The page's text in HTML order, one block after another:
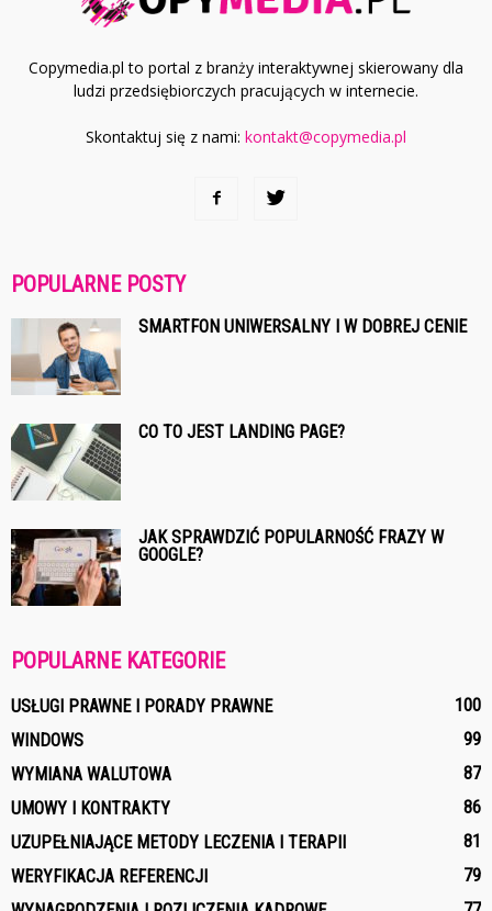
Copymedia.pl to portal z branży interaktywnej skierowany dla
ludzi przedsiębiorczych pracujących w internecie.
Skontaktuj się z nami: kontakt@copymedia.pl
POPULARNE POSTY
SMARTFON UNIWERSALNY I W DOBREJ CENIE
CO TO JEST LANDING PAGE?
JAK SPRAWDZIĆ POPULARNOŚĆ FRAZY W
GOOGLE?
POPULARNE KATEGORIE
USŁUGI PRAWNE I PORADY PRAWNE
100
WINDOWS
99
WYMIANA WALUTOWA
87
UMOWY I KONTRAKTY
86
UZUPEŁNIAJĄCE METODY LECZENIA I TERAPII
81
WERYFIKACJA REFERENCJI
79